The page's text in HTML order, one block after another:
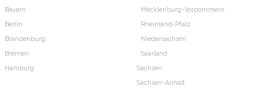
Bayern
Berlin
Brandenburg
Bremen
Hamburg
Mecklenburg-Vorpommern
Rheinland-Pfalz
Niedersachsen
Saarland
Sachsen
Sachsen-Anhalt